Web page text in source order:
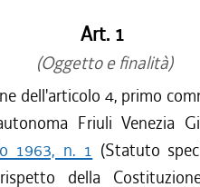
Art. 1
(Oggetto e finalità)
dell'articolo 4, primo
Friuli Venezia
1963, n. 1 (Statuto
della